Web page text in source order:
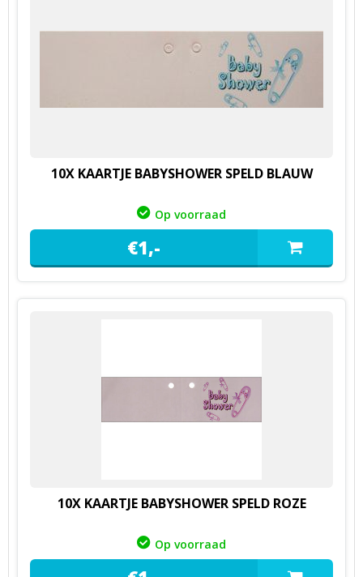
10X KAARTJE BABYSHOWER SPELD BLAUW
Op voorraad
€1,-
10X KAARTJE BABYSHOWER SPELD ROZE
Op voorraad